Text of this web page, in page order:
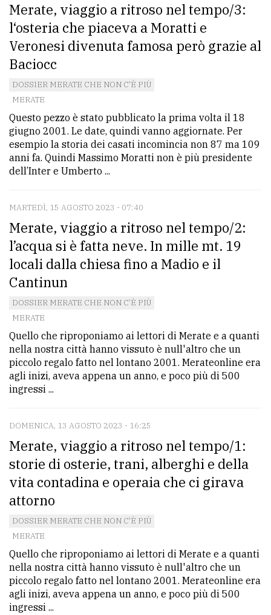
Merate, viaggio a ritroso nel tempo/3:
l‘osteria che piaceva a Moratti e
Veronesi divenuta famosa però grazie al
Baciocc
DOSSIER MERATE CHE NON C'È PIÙ
MERATE
Questo pezzo è stato pubblicato la prima volta il 18
giugno 2001. Le date, quindi vanno aggiornate. Per
esempio la storia dei casati incomincia non 87 ma 109
anni fa. Quindi Massimo Moratti non è più presidente
dell’Inter e Umberto ...
MARTEDÌ, 15 AGOSTO 2023 - 07:40
Merate, viaggio a ritroso nel tempo/2:
l’acqua si è fatta neve. In mille mt. 19
locali dalla chiesa fino a Madio e il
Cantinun
DOSSIER MERATE CHE NON C'È PIÙ
MERATE
Quello che riproponiamo ai lettori di Merate e a quanti
nella nostra città hanno vissuto è null'altro che un
piccolo regalo fatto nel lontano 2001. Merateonline era
agli inizi, aveva appena un anno, e poco più di 500
ingressi ...
DOMENICA, 13 AGOSTO 2023 - 16:25
Merate, viaggio a ritroso nel tempo/1:
storie di osterie, trani, alberghi e della
vita contadina e operaia che ci girava
attorno
DOSSIER MERATE CHE NON C'È PIÙ
MERATE
Quello che riproponiamo ai lettori di Merate e a quanti
nella nostra città hanno vissuto è null'altro che un
piccolo regalo fatto nel lontano 2001. Merateonline era
agli inizi, aveva appena un anno, e poco più di 500
ingressi ...